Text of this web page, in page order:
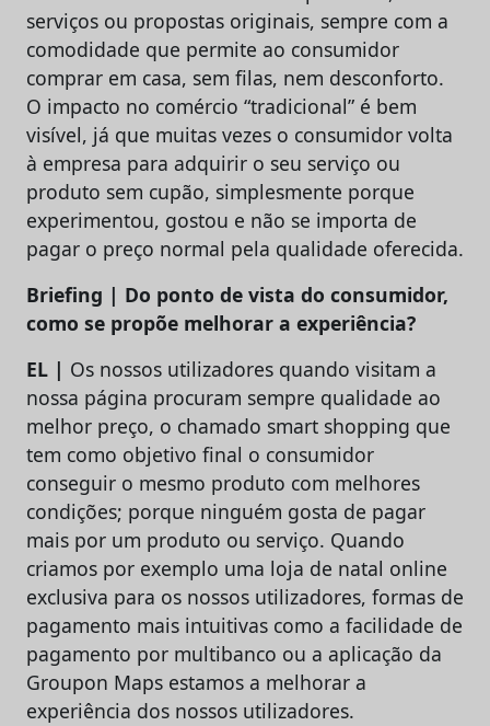
serviços ou propostas originais, sempre com a
comodidade que permite ao consumidor
comprar em casa, sem filas, nem desconforto.
O impacto no comércio “tradicional” é bem
visível, já que muitas vezes o consumidor volta
à empresa para adquirir o seu serviço ou
produto sem cupão, simplesmente porque
experimentou, gostou e não se importa de
pagar o preço normal pela qualidade oferecida.
Briefing | Do ponto de vista do consumidor,
como se propõe melhorar a experiência?
EL | Os nossos utilizadores quando visitam a
nossa página procuram sempre qualidade ao
melhor preço, o chamado smart shopping que
tem como objetivo final o consumidor
conseguir o mesmo produto com melhores
condições; porque ninguém gosta de pagar
mais por um produto ou serviço. Quando
criamos por exemplo uma loja de natal online
exclusiva para os nossos utilizadores, formas de
pagamento mais intuitivas como a facilidade de
pagamento por multibanco ou a aplicação da
Groupon Maps estamos a melhorar a
experiência dos nossos utilizadores.